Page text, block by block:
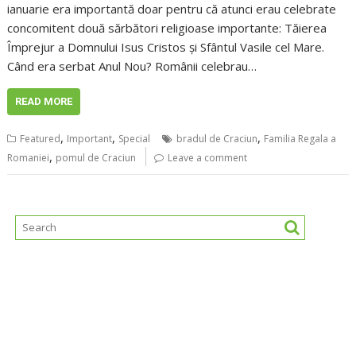
ianuarie era importantă doar pentru că atunci erau celebrate
concomitent două sărbători religioase importante: Tăierea
Împrejur a Domnului Isus Cristos și Sfântul Vasile cel Mare.
Când era serbat Anul Nou? Românii celebrau…
READ MORE
Featured, Important, Special bradul de Craciun, Familia Regala a
Romaniei, pomul de Craciun Leave a comment